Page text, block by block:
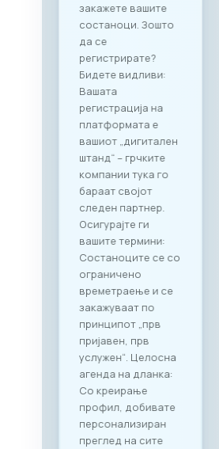
закажете вашите
состаноци. Зошто
да се
регистрирате?
Бидете видливи:
Вашата
регистрација на
платформата е
вашиот „дигитален
штанд“ – грчките
компании тука го
бараат својот
следен партнер.
Осигурајте ги
вашите термини:
Состаноците се со
ограничено
времетраење и се
закажуваат по
принципот „прв
пријавен, прв
услужен“. Целосна
агенда на дланка:
Со креирање
профил, добивате
персонализиран
преглед на сите